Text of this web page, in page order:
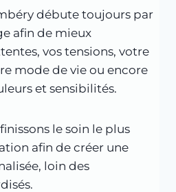
débute toujours par
afin de mieux
vos tensions, votre
mode de vie ou encore
et sensibilités.
le soin le plus
afin de créer une
loin des